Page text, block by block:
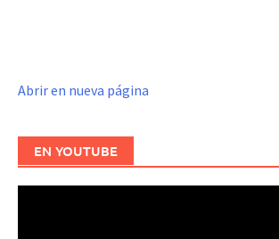
Abrir en nueva página
EN YOUTUBE